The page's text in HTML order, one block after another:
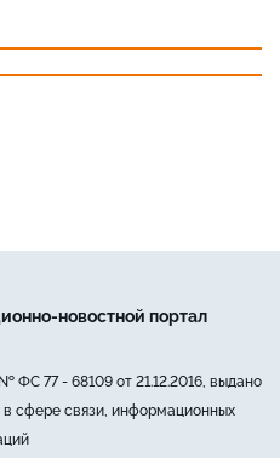
новостной портал
ФС 77 - 68109 от 21.12.2016, выдано
сфере связи, информационных